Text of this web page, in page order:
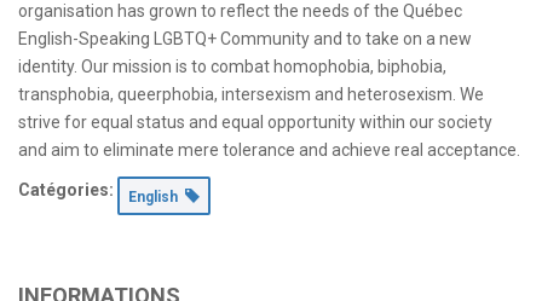
organisation has grown to reflect the needs of the Québec
English-Speaking LGBTQ+ Community and to take on a new
identity. Our mission is to combat homophobia, biphobia,
transphobia, queerphobia, intersexism and heterosexism. We
strive for equal status and equal opportunity within our society
and aim to eliminate mere tolerance and achieve real acceptance.
Catégories: English
INFORMATIONS